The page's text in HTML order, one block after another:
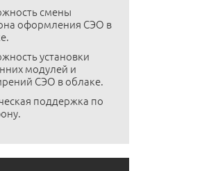
смены
оформления СЭО в
установки
модулей и
СЭО в облаке.
поддержка по